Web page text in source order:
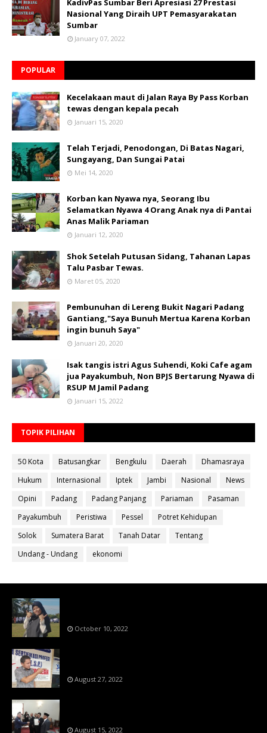
KadivPas Sumbar Beri Apresiasi 27 Prestasi
Nasional Yang Diraih UPT Pemasyarakatan
Sumbar
January 07, 2022
POPULAR
Kecelakaan maut di Jalan Raya By Pass Korban
tewas dengan kepala pecah
Januari 15, 2020
Telah Terjadi, Penodongan, Di Batas Nagari,
Sungayang, Dan Sungai Patai
Mei 14, 2020
Korban kan Nyawa nya, Seorang Ibu
Selamatkan Nyawa 4 Orang Anak nya di Pantai
Anas Malik Pariaman
Januari 12, 2020
Shok Setelah Putusan Sidang, Tahanan Lapas
Talu Pasbar Tewas.
Maret 05, 2020
Pembunuhan di Lereng Bukit Nagari Padang
Gantiang,"Saya Bunuh Mertua Karena Korban
ingin bunuh Saya"
Januari 20, 2020
Isak tangis istri Agus Suhendi, Koki Cafe agam
jua Payakumbuh, Non BPJS Bertarung Nyawa di
RSUP M Jamil Padang
Januari 15, 2022
TOPIK PILIHAN
50 Kota Batusangkar Bengkulu Daerah
Dhamasraya
Hukum
Internasional Iptek Jambi Nasional
News
Opini
Padang Padang Panjang Pariaman
Pasaman
Payakumbuh
Peristiwa Pessel
Potret Kehidupan
Solok
Sumatera Barat Tanah Datar
Tentang
Undang - Undang
ekonomi
October 10, 2022
August 27, 2022
August 15, 2022